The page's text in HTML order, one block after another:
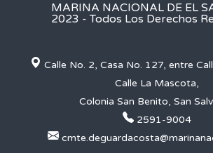
MARINA NACIONAL DE EL
2023 - Todos Los Derechos
Calle No. 2, Casa No. 127, entre
Calle La Mascota,
Colonia San Benito, San
2591-9004